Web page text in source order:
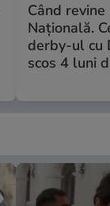
Când
Națională.
derby-ul cu
scos 4 luni